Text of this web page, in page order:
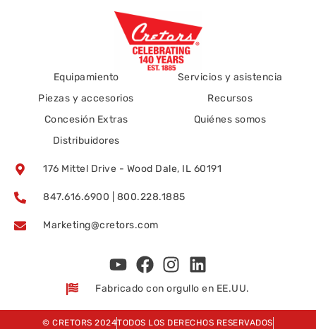
Equipamiento
Piezas y accesorios
Concesión Extras
Distribuidores
Servicios y asistencia
Recursos
Quiénes somos
176 Mittel Drive - Wood Dale, IL 60191
847.616.6900 | 800.228.1885
Marketing@cretors.com
Fabricado con orgullo en EE.UU.
© CRETORS 2024TODOS LOS DERECHOS RESERVADOS